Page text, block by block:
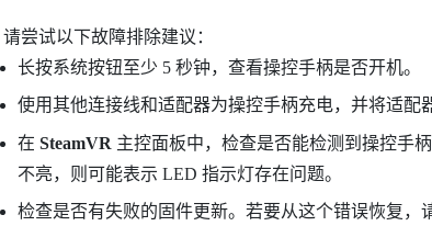
请尝试以下故障排除建议：
长按系统按钮至少 5 秒钟，查看操控手柄是否开机。
使用其他连接线和适配器为操控手柄充电，并将适配
在 SteamVR 主控面板中，检查是否能检测到操控手
不亮，则可能表示 LED 指示灯存在问题。
检查是否有失败的固件更新。若要从这个错误恢复，